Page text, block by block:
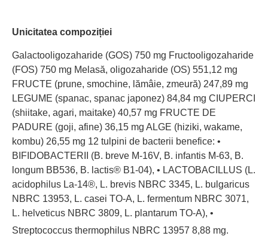
Unicitatea compoziției
Galactooligozaharide (GOS) 750 mg Fructooligozaharide
(FOS) 750 mg Melasă, oligozaharide (OS) 551,12 mg
FRUCTE (prune, smochine, lămâie, zmeură) 247,89 mg
LEGUME (spanac, spanac japonez) 84,84 mg CIUPERCI
(shiitake, agari, maitake) 40,57 mg FRUCTE DE
PADURE (goji, afine) 36,15 mg ALGE (hiziki, wakame,
kombu) 26,55 mg 12 tulpini de bacterii benefice: •
BIFIDOBACTERII (B. breve M-16V, B. infantis M-63, B.
longum BB536, B. lactis® B1-04), • LACTOBACILLUS (L.
acidophilus La-14®, L. brevis NBRC 3345, L. bulgaricus
NBRC 13953, L. casei TO-A, L. fermentum NBRC 3071,
L. helveticus NBRC 3809, L. plantarum TO-A), •
Streptococcus thermophilus NBRC 13957 8,88 mg.